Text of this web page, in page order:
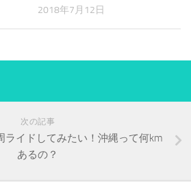
2018年7月12日
次の記事
ライドしてみたい！沖縄って何km
あるの？